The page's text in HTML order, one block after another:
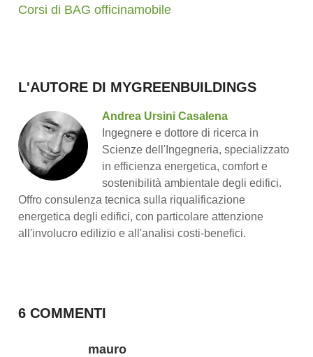
Corsi di BAG officinamobile
L'AUTORE DI MYGREENBUILDINGS
Andrea Ursini Casalena
Ingegnere e dottore di ricerca in
Scienze dell'Ingegneria, specializzato
in efficienza energetica, comfort e
sostenibilità ambientale degli edifici.
Offro consulenza tecnica sulla riqualificazione
energetica degli edifici, con particolare attenzione
all'involucro edilizio e all'analisi costi-benefici.
6 COMMENTI
mauro